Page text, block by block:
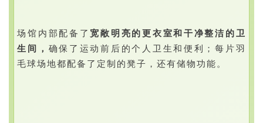
场馆内部配备了 宽敞明亮的更衣室和干净整洁的卫
生间， 确保了运动前后的个人卫生和便利；每片羽
毛球场地都配备了定制的凳子，还有储物功能。